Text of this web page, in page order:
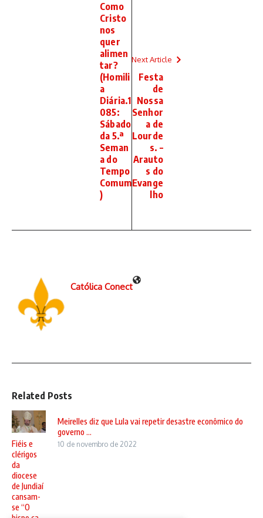
Como
Cristo
nos
quer
alimen
tar?
(Homili
a
Diária.1
085:
Sábado
da 5.ª
Seman
a do
Tempo
Comum
)
Next Article
Festa
de
Nossa
Senhor
a de
Lourde
s. –
Arauto
s do
Evange
lho
Católica Conect
Related Posts
Fiéis e
clérigos
da
diocese
de Jundiaí
cansam-
se “O
Meirelles diz que Lula vai repetir desastre econômico do
governo ...
10 de novembro de 2022